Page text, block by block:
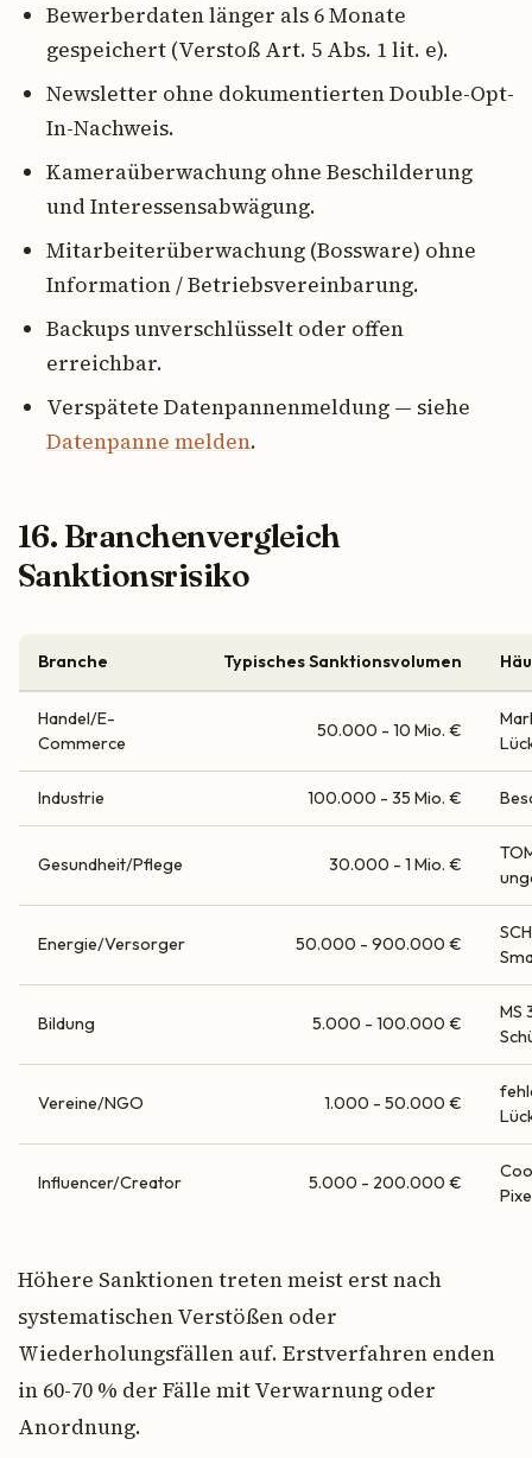
Bewerberdaten länger als 6 Monate
gespeichert (Verstoß Art. 5 Abs. 1 lit. e).
Newsletter ohne dokumentierten Double-Opt-
In-Nachweis.
Kameraüberwachung ohne Beschilderung
und Interessensabwägung.
Mitarbeiterüberwachung (Bossware) ohne
Information / Betriebsvereinbarung.
Backups unverschlüsselt oder offen
erreichbar.
Verspätete Datenpannenmeldung — siehe
Datenpanne melden.
16. Branchenvergleich
Sanktionsrisiko
Branche Typisches Sanktionsvolumen
Handel/E-
Commerce
50.000 - 10 Mio. €
Industrie 100.000 - 35 Mio. €
Gesundheit/Pflege 30.000 - 1 Mio. €
Energie/Versorger 50.000 - 900.000 €
Bildung 5.000 - 100.000 €
MS
Vereine/NGO 1.000 - 50.000 €
Influencer/Creator 5.000 - 200.000 €
Höhere Sanktionen treten meist erst nach
systematischen Verstößen oder
Wiederholungsfällen auf. Erstverfahren enden
in 60-70 % der Fälle mit Verwarnung oder
Anordnung.